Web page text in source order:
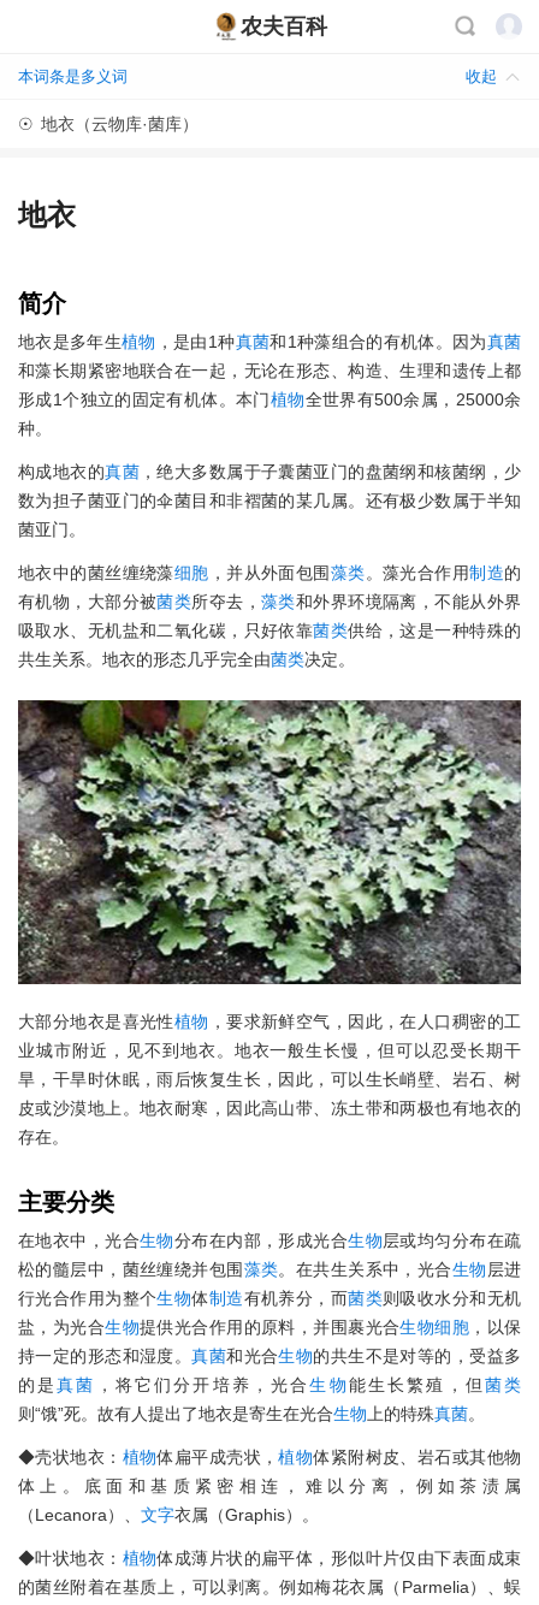
农夫百科
本词条是多义词 收起
☉ 地衣（云物库·菌库）
地衣
简介
地衣是多年生植物 ，是由1种真菌和1种藻组合的有机体。因为真菌
和藻长期紧密地联合在一起，无论在形态、构造、生理和遗传上都
形成1个独立的固定有机体。本门植物全世界有500余属，25000余
种。
构成地衣的真菌 ，绝大多数属于子囊菌亚门的盘菌纲和核菌纲，少
数为担子菌亚门的伞菌目和非褶菌的某几属。还有极少数属于半知
菌亚门。
地衣中的菌丝缠绕藻细胞 ，并从外面包围藻类。藻光合作用制造的
有机物，大部分被菌类所夺去，藻类和外界环境隔离，不能从外界
吸取水、无机盐和二氧化碳，只好依靠菌类供给，这是一种特殊的
共生关系。地衣的形态几乎完全由菌类决定。
大部分地衣是喜光性植物 ，要求新鲜空气，因此，在人口稠密的工
业城市附近，见不到地衣。地衣一般生长慢，但可以忍受长期干
旱，干旱时休眠，雨后恢复生长，因此，可以生长峭壁、岩石、树
皮或沙漠地上。地衣耐寒，因此高山带、冻土带和两极也有地衣的
存在。
主要分类
在地衣中，光合生物分布在内部，形成光合生物层或均匀分布在疏
松的髓层中，菌丝缠绕并包围藻类。在共生关系中，光合生物 层进
行光合作用为整个生物体制造有机养分，而菌类则吸收水分和无机
盐，为光合生物提供光合作用的原料，并围裹光合生物细胞 ，以保
持一定的形态和湿度。真菌和光合生物的共生不是对等的，受益多
的是真菌 ，将它们分开培养，光合生物能生长繁殖，但菌类
则“饿”死。故有人提出了地衣是寄生在光合生物 上的特殊真菌。
◆壳状地衣： 植物体扁平成壳状，植物体紧附树皮、岩石或其他物
体上。底面和基质紧密相连，难以分离，例如茶渍属
（Lecanora）、 文字衣属（Graphis）。
◆叶状地衣： 植物体成薄片状的扁平体，形似叶片仅由下表面成束
的菌丝附着在基质上，可以剥离。例如梅花衣属（Parmelia）、蜈